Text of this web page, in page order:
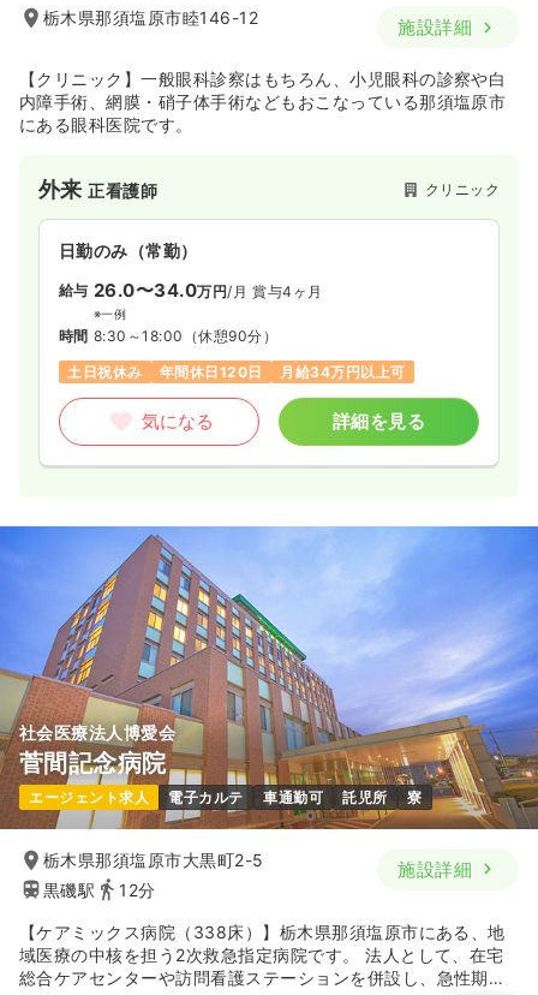
栃木県那須塩原市睦146-12 施設詳細
【クリニック】一般眼科診察はもちろん、小児眼科の診察や白
内障手術、網膜・硝子体手術などもおこなっている那須塩原市
にある眼科医院です。
外来正看護師 クリニック
日勤のみ（常勤）
給与 26.0〜34.0万円/月 賞与4ヶ月
※一例
時間 8:30～18:00 （休憩90分）
土日祝休み
年間休日120日 月給34万円以上可
気になる 詳細を見る
社会医療法人博愛会
菅間記念病院
エージェント求人 電子カルテ 車通勤可 託児所 寮
栃木県那須塩原市大黒町2-5
黒磯駅
12分
施設詳細
【ケアミックス病院（338床）】栃木県那須塩原市にある、地
域医療の中核を担う2次救急指定病院です。 法人として、在宅
総合ケアセンターや訪問看護ステーションを併設し、急性期か